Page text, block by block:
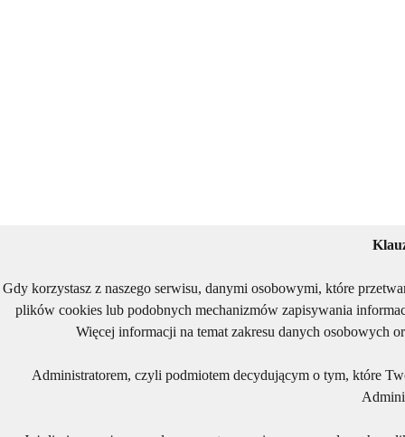
Gdy korzystasz z naszego serwisu, danymi osobowymi, które
plików cookies lub podobnych mechanizmów zapisywania
Więcej informacji na temat zakresu danych osobowych
Administratorem, czyli podmiotem decydującym o tym, które